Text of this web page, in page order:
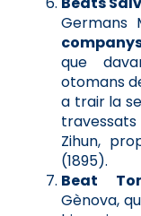
Germans
que
otomans
a trair la
Zihun,
(1895).
Beat
Gènova,